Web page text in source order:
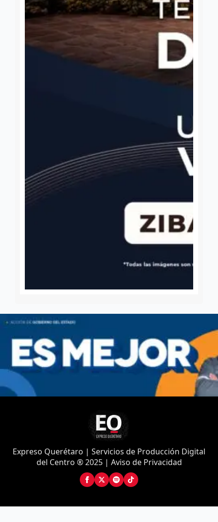
Expreso Querétaro | Servicios de Producción Digital
del Centro ® 2025 | Aviso de Privacidad